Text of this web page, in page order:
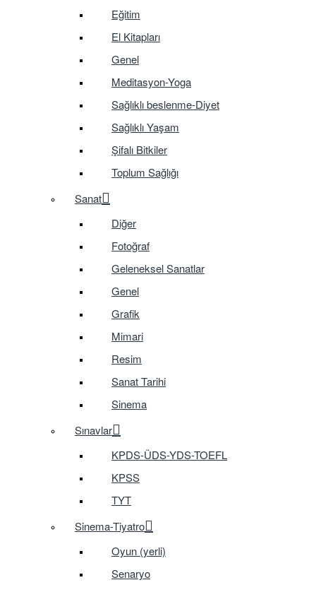
Eğitim
El Kitapları
Genel
Meditasyon-Yoga
Sağlıklı beslenme-Diyet
Sağlıklı Yaşam
Şifalı Bitkiler
Toplum Sağlığı
Sanat
Diğer
Fotoğraf
Geleneksel Sanatlar
Genel
Grafik
Mimari
Resim
Sanat Tarihi
Sinema
Sınavlar
KPDS-ÜDS-YDS-TOEFL
KPSS
TYT
Sinema-Tiyatro
Oyun (yerli)
Senaryo